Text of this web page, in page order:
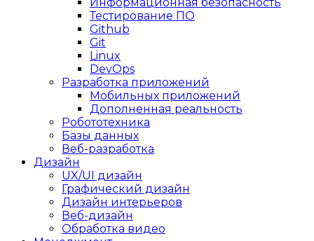
Тестирование ПО
Github
Git
Linux
DevOps
Разработка приложений
Мобильных приложений
Дополненная реальность
Робототехника
Базы данных
Веб-разработка
Дизайн
UX/UI дизайн
Графический дизайн
Дизайн интерьеров
Веб-дизайн
Обработка видео